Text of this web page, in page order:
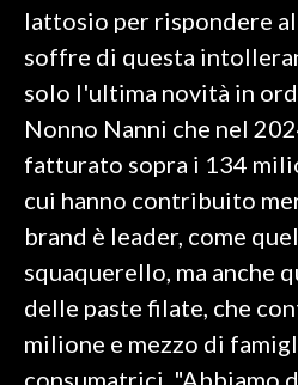
INSULARITÀ
INFO AZIENDE
STORE
lattosio per rispondere
soffre di questa
solo l'ultima novità in
Nonno Nanni che nel
fatturato sopra i 134
cui hanno contribuito
brand è leader, come
squaquerello, ma anche
delle paste filate, che
milione e mezzo di
consumatrici. "Abbiamo